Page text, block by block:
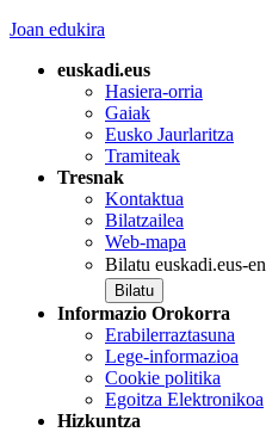
Joan edukira
euskadi.eus
Hasiera-orria
Gaiak
Eusko Jaurlaritza
Tramiteak
Tresnak
Kontaktua
Bilatzailea
Web-mapa
Bilatu euskadi.eus-en
Informazio Orokorra
Erabilerraztasuna
Lege-informazioa
Cookie politika
Egoitza Elektronikoa
Hizkuntza